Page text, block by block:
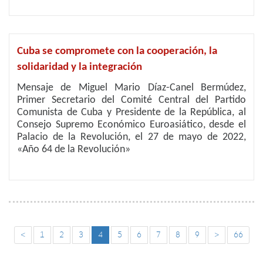
Cuba se compromete con la cooperación, la
solidaridad y la integración
Mensaje de Miguel Mario Díaz-Canel Bermúdez,
Primer Secretario del Comité Central del Partido
Comunista de Cuba y Presidente de la República, al
Consejo Supremo Económico Euroasiático, desde el
Palacio de la Revolución, el 27 de mayo de 2022,
«Año 64 de la Revolución»
< 1 2 3 4 5 6 7 8 9 > 66